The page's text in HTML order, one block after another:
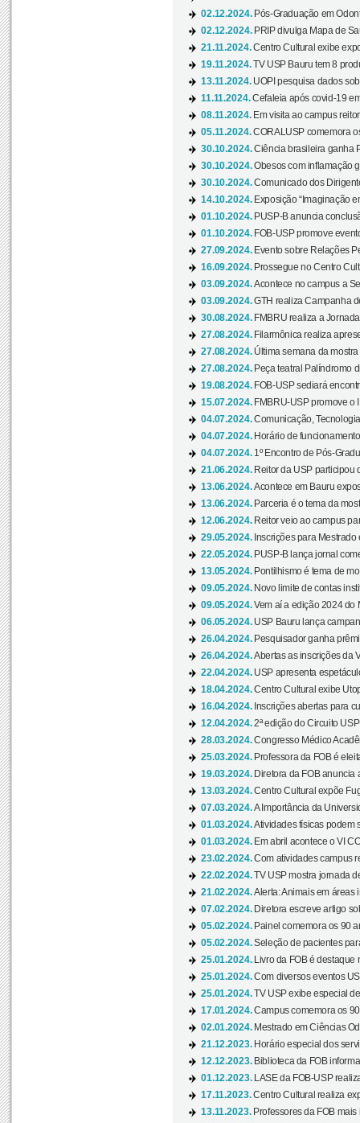
02.12.2024. Pós-Graduação em
02.12.2024. PRIP divulga Mapa de
21.11.2024.Centro Cultural exibe
19.11.2024.TV USP Bauru tem 8
13.11.2024. UOPI pesquisa dados
11.11.2024.Cefaleia após covid-19
08.11.2024. Em visita ao campus
05.11.2024.CORALUSP comemora
30.10.2024.Ciência brasileira ganha
30.10.2024.Obesos com inflamação
30.10.2024.Comunicado dos
14.10.2024. Exposição “Imaginação
01.10.2024. PUSP-B anuncia
01.10.2024. FOB-USP promove
27.09.2024. Evento sobre Relações
16.09.2024. Prossegue no Centro
03.09.2024.Acontece no campus a
03.09.2024.GTH realiza Campanha
30.08.2024. FMBRU realiza a
27.08.2024. Filarmônica realiza
27.08.2024. Última semana da
27.08.2024. Peça teatral Palíndromo
19.08.2024. FOB-USP sediará
15.07.2024. FMBRU-USP promove o
04.07.2024.Comunicação,
04.07.2024. Horário de
04.07.2024. 1º Encontro de Pós-
21.06.2024. Reitor da USP participou
13.06.2024.Acontece em Bauru
13.06.2024. Parceria é o tema da
12.06.2024. Reitor veio ao campus
29.05.2024. Inscrições para
22.05.2024. PUSP-B lança jornal
13.05.2024. Pontilhismo é tema de
09.05.2024. Novo limite de contas
09.05.2024.Vem aí a edição 2024 do
06.05.2024. USP Bauru lança
26.04.2024. Pesquisador ganha
26.04.2024.Abertas as inscrições da
22.04.2024. USP apresenta
18.04.2024.Centro Cultural exibe
16.04.2024. Inscrições abertas para
12.04.2024.2ª edição do Circuito
28.03.2024.Congresso Médico
25.03.2024. Professora da FOB é
19.03.2024. Diretora da FOB anuncia
13.03.2024.Centro Cultural expõe
07.03.2024.A Importância da
01.03.2024.Atividades físicas podem
01.03.2024. Em abril acontece o VI
23.02.2024.Com atividades campus
22.02.2024.TV USP mostra jornada
21.02.2024.Alerta: Animais em áreas
07.02.2024. Diretora escreve artigo
05.02.2024. Painel comemora os 90
05.02.2024.Seleção de pacientes
25.01.2024.
Livro da FOB é destaque
25.01.2024.Com diversos eventos
25.01.2024.TV USP exibe especial
17.01.2024.Campus comemora os
02.01.2024. Mestrado em Ciências
21.12.2023. Horário especial dos
12.12.2023. Biblioteca da FOB
01.12.2023.
LASE da FOB-USP
17.11.2023.Centro Cultural realiza
13.11.2023. Professores da FOB